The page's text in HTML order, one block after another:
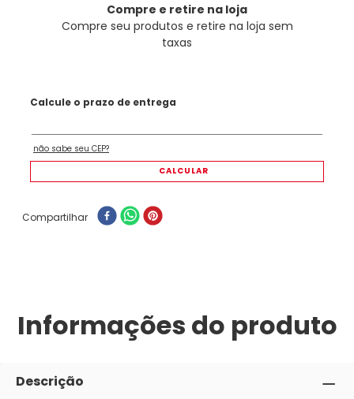
Compre e retire na loja
Compre seu produtos e retire na loja sem
taxas
Compartilhar
Informações do produto
Descrição